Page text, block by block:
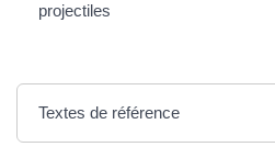
projectiles
Textes de référence